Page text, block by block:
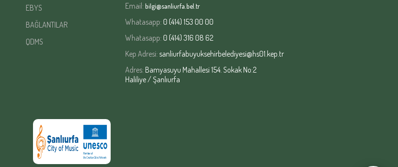
EBYS
BAĞLANTILAR
QDMS
Email: bilgi@sanliurfa.bel.tr
Whatasapp: 0 (414) 153 00 00
Whatasapp: 0 (414) 316 08 62
Kep Adresi: sanliurfabuyuksehirbelediyesi@hs01.kep.tr
Adres: Bamyasuyu Mahallesi 154. Sokak No:2
Haliliye / Şanlıurfa